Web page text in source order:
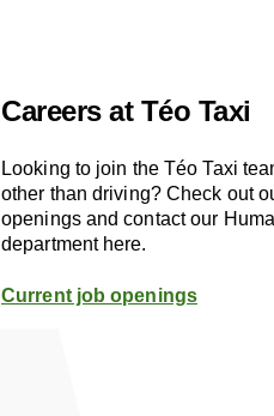
Careers at Téo Taxi
Looking to join the Téo Taxi
other than driving? Check out
openings and contact our
department here.
Current job openings